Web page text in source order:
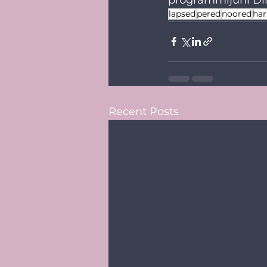
lapsedperednoored
Recent Posts